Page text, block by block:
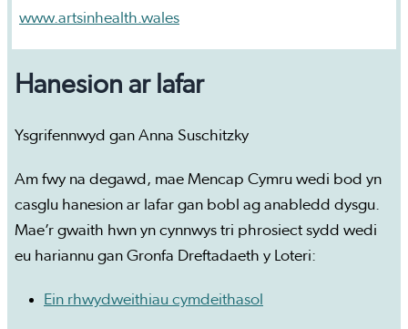
www.artsinhealth.wales
Hanesion ar lafar
Ysgrifennwyd gan Anna Suschitzky
Am fwy na degawd, mae Mencap Cymru wedi bod yn
casglu hanesion ar lafar gan bobl ag anabledd dysgu.
Mae’r gwaith hwn yn cynnwys tri phrosiect sydd wedi
eu hariannu gan Gronfa Dreftadaeth y Loteri:
Ein rhwydweithiau cymdeithasol